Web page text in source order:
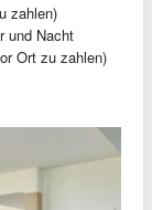
zahlen)
und Nacht
Ort zu zahlen)